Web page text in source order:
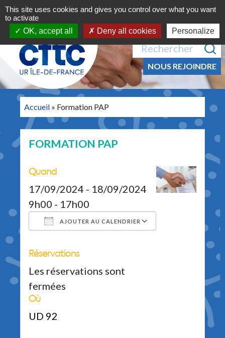
Aller au contenu
Navigation principale
MENU
Recherche pour :
NOUS REJOINDRE
Accueil » Formation PAP
FORMATION PAP
Quand
17/09/2024 - 18/09/2024
9h00 - 17h00
AJOUTER AU CALENDRIER
Télécharger ICS
Calendrier Google
Réservations
Les réservations sont
fermées
Où
UD 92
This site uses cookies and gives you control over what you want
to activate
OK, accept all
Deny all cookies Personalize